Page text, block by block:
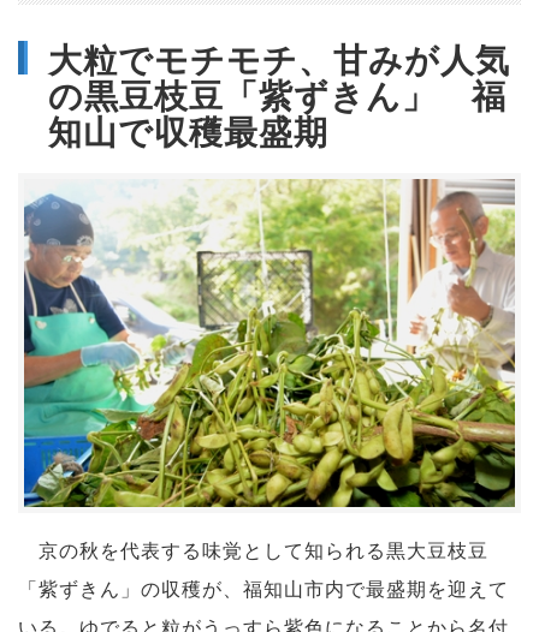
大粒でモチモチ、甘みが人気
の黒豆枝豆「紫ずきん」 福
知山で収穫最盛期
京の秋を代表する味覚として知られる黒大豆枝豆
「紫ずきん」の収穫が、福知山市内で最盛期を迎えて